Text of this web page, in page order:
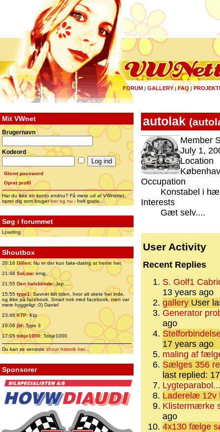
FORUM | GALLERY|FAQ |
Mit VWnet
Brugernavn
Kodeord
Glemt password
Opret profil
Har du ikke en konto endnu? Få mere ud af VWnettet,
opret dig som brugerher og nu - helt gratis...
Søg i forummet
Loading
Shoutbox
20:16 Dillen: Nu er der kun fake-dating at hente her.
21:48 SoLow:enig..
21:55 Den halvblinde:Jep.....
15:55 type1:Savner lidt tiden, hvor alt skete her inde,
og ikke på facebook. Smart nok med facebook, men var
mere hyggeligt ;0) Daniel
23:46 KTP:Ktp
19:06jbl:Type 3
17:05tobje1000: Tobje1000
Du kan se senesteshout historik her...
Sponsorer
autolak (
Member
July 1,
Location
Occupation
Konstabel i
Interests
Gæt selv....
User Activity
Recent Replies
S. Golf1
13 years ago
gallery User
Generator
ago
17 years ago
maling af
Sælges 356
last replied:
Lygteparabol...
Laderelæ 12v
Klistermærke
ago
4x130 fælge